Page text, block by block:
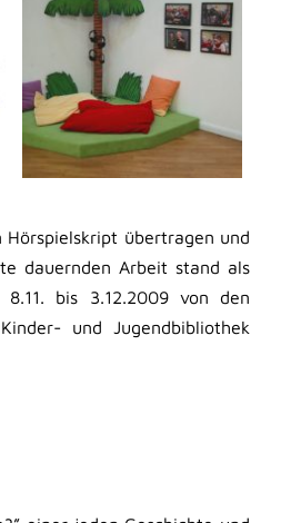
übertragen und
dauernden Arbeit stand als
bis 3.12.2009 von den
und Jugendbibliothek